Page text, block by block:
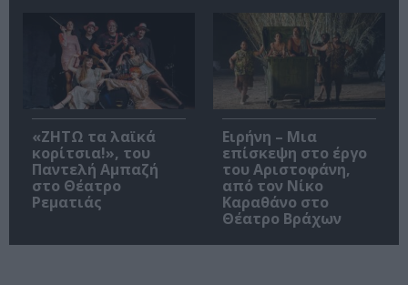
«ΖΗΤΩ τα λαϊκά
κορίτσια!», του
Παντελή Αμπαζή
στο Θέατρο
Ρεματιάς
Ειρήνη – Μια
επίσκεψη στο έργο
του Αριστοφάνη,
από τον Νίκο
Καραθάνο στο
Θέατρο Βράχων